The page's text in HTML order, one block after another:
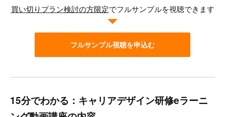
買い切りプラン検討の方限定でフルサンプルを視聴できます
フルサンプル視聴を申込む
15分でわかる：キャリアデザイン研修eラーニ